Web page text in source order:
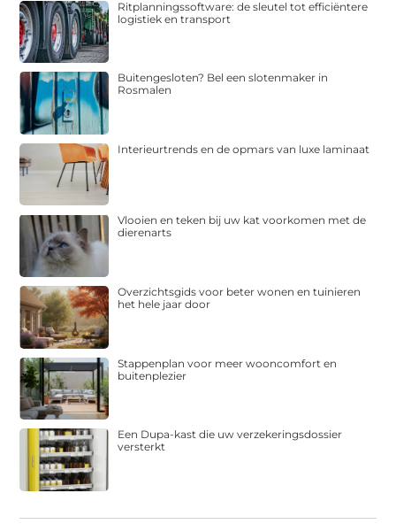
Ritplanningssoftware: de sleutel tot efficiëntere
logistiek en transport
Buitengesloten? Bel een slotenmaker in
Rosmalen
Interieurtrends en de opmars van luxe laminaat
Vlooien en teken bij uw kat voorkomen met de
dierenarts
Overzichtsgids voor beter wonen en tuinieren
het hele jaar door
Stappenplan voor meer wooncomfort en
buitenplezier
Een Dupa-kast die uw verzekeringsdossier
versterkt